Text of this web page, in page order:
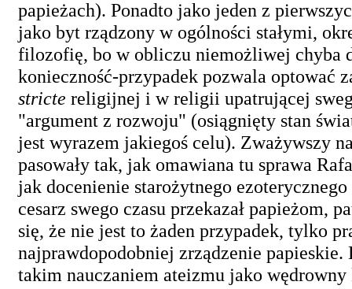
papieżach). Ponadto jako jeden z
jako byt rządzony w ogólności stałymi,
filozofię, bo w obliczu niemożliwej chyba
konieczność-przypadek pozwala optować
stricte religijnej i w religii upatrującej
"argument z rozwoju" (osiągnięty stan
jest wyrazem jakiegoś celu). Zważywszy
pasowały tak, jak omawiana tu sprawa
jak docenienie starożytnego
cesarz swego czasu przekazał papieżom,
się, że nie jest to żaden przypadek, tylko
najprawdopodobniej zrządzenie papieskie.
takim nauczaniem ateizmu jako